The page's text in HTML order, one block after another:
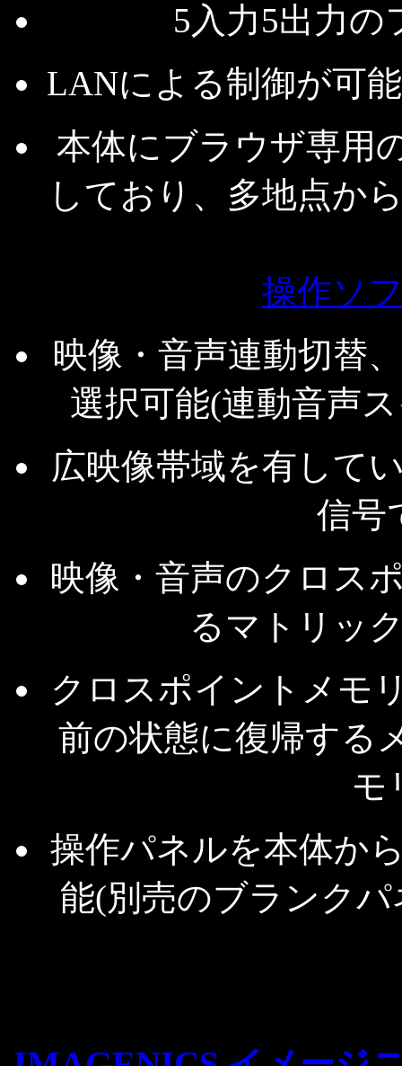
5入力5出力
LANによる制御が可能
本体にブラウザ専用
しており、多地点か
操作ソ
映像・音声連動切替
選択可能(連動音声
広映像帯域を有して
信号
映像・音声のクロス
るマトリッ
クロスポイントメモ
前の状態に復帰する
モ
操作パネルを本体か
能(別売のブランク